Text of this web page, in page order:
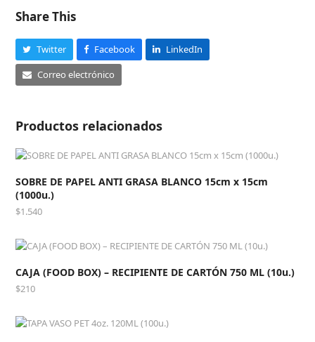
Share This
Twitter Facebook
LinkedIn
Correo electrónico
Productos relacionados
SOBRE DE PAPEL ANTI GRASA BLANCO 15cm x 15cm
(1000u.)
$1.540
CAJA (FOOD BOX) – RECIPIENTE DE CARTÓN 750 ML (10u.)
$210